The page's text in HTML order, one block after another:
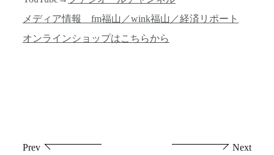
メディア情報 fm福山／wink福山／経済リポート
オンラインショップはこちらから
Prev Next